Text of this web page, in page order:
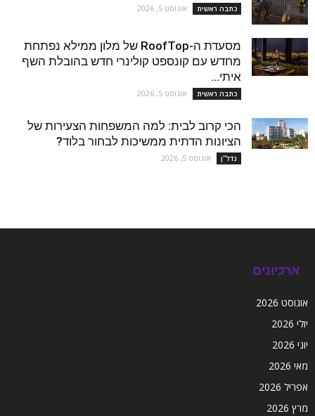
כתבה ראשית אוגוסט 5, 2026
מסעדת ה-RoofTop של מלון ממילא נפתחת
מחדש עם קונספט קולינרי חדש בהובלת השף
איתי...
כתבה ראשית אוגוסט 5, 2026
הכי קרוב לבית: למה המשפחות הצעירות של
הציונות הדתית ממשיכות לבחור בלוד?
נדל''ן אוגוסט 5, 2026
ארכיונים
אוגוסט 2026
יולי 2026
יוני 2026
מאי 2026
אפריל 2026
מרץ 2026